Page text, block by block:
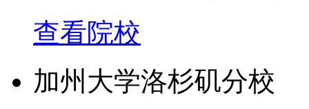
查看院校
加州大学洛杉矶分校